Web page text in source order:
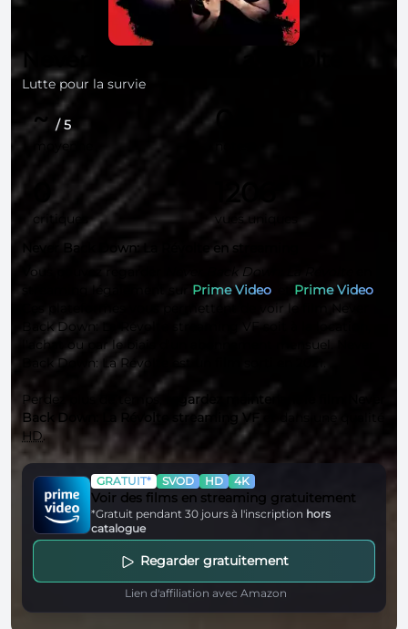
Never Back Down: La Révolte
Lutte pour la survie
~ / 5
moyenne
0
0
critiques
1206
vues uniques
Never Back Down: La Révolte en streaming
Vous pouvez regarder
Never Back Down: La Révolte
Prime Video Prime Video
Ces plateformes vous permettent de voir le film Never
Back Down: La Révolte streaming VF soit à la location,
l'achat ou par le biais d'un abonnement mensuel. Never
Back Down: La Révolte est un film sorti en 2021.
Perdez plus de temps,
regardez maintenant le film Never
Back Down: La Révolte streaming VF
HD.
GRATUIT* SVOD HD 4K
Voir des films en streaming gratuitement
*Gratuit pendant 30 jours à l'inscription hors
catalogue
Regarder gratuitement
Lien d'affiliation avec Amazon